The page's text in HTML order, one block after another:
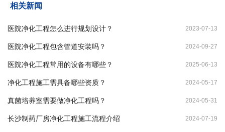
相关新闻
2023-07-13
医院净化工程怎么进行规划设计？
2024-09-27
医院净化工程包含管道安装吗？
2025-06-13
医院净化工程常用的设备有哪些？
2024-05-17
净化工程施工需具备哪些资质？
2024-05-31
真菌培养室需要做净化工程吗？
2024-07-19
长沙制药厂房净化工程施工流程介绍